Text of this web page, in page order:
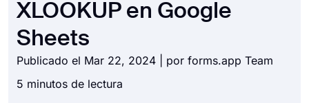
Precios
XLOOKUP en Google
Sheets
Publicado el Mar 22, 2024 | por forms.app Team
5 minutos de lectura